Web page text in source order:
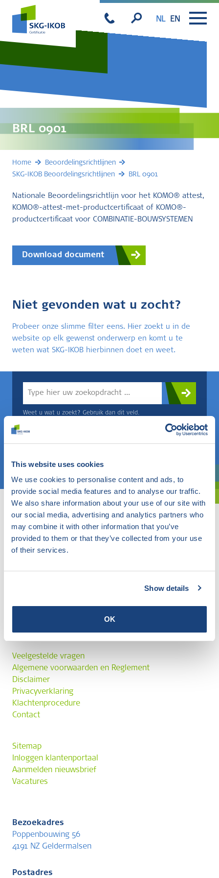
This website uses cookies
We use cookies to personalise content and ads, to
provide social media features and to analyse our traffic.
We also share information about your use of our site with
our social media, advertising and analytics partners who
may combine it with other information that you’ve
provided to them or that they’ve collected from your use
of their services.
Show details
OK
NL EN
BRL 0901
Home
Beoordelingsrichtlijnen
SKG-IKOB Beoordelingsrichtlijnen
BRL 0901
Nationale Beoordelingsrichtlijn voor het KOMO® attest,
KOMO®-attest-met-productcertificaat of KOMO®-
productcertificaat voor COMBINATIE-BOUWSYSTEMEN
Download document
Niet gevonden wat u zocht?
Probeer onze slimme filter eens. Hier zoekt u in de
website op elk gewenst onderwerp en komt u te
weten wat SKG-IKOB hierbinnen doet en weet.
Weet u wat u zoekt? Gebruik dan dit veld.
Kies een onderwerp
Bent u oriënterend? Gebruik dan onze filter.
Veelgestelde vragen
Algemene voorwaarden en Reglement
Disclaimer
Privacyverklaring
Klachtenprocedure
Contact
Sitemap
Inloggen klantenportaal
Aanmelden nieuwsbrief
Vacatures
Bezoekadres
Poppenbouwing 56
4191 NZ Geldermalsen
Postadres